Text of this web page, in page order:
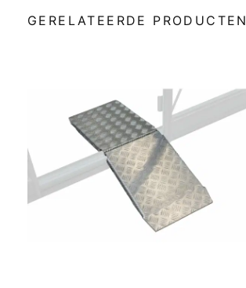
GERELATEERDE PRODUCTEN